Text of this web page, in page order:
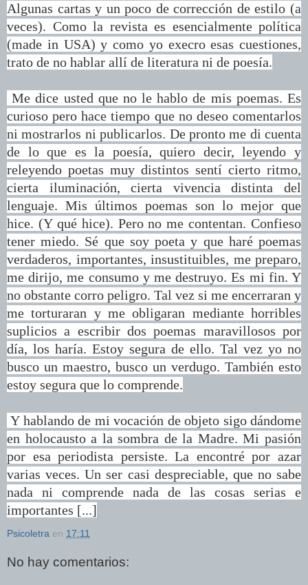
Algunas cartas y un poco de corrección de estilo (a
veces). Como la revista es esencialmente política
(made in USA) y como yo execro esas cuestiones,
trato de no hablar allí de literatura ni de poesía.
Me dice usted que no le hablo de mis poemas. Es
curioso pero hace tiempo que no deseo comentarlos
ni mostrarlos ni publicarlos. De pronto me di cuenta
de lo que es la poesía, quiero decir, leyendo y
releyendo poetas muy distintos sentí cierto ritmo,
cierta iluminación, cierta vivencia distinta del
lenguaje. Mis últimos poemas son lo mejor que
hice. (Y qué hice). Pero no me contentan. Confieso
tener miedo. Sé que soy poeta y que haré poemas
verdaderos, importantes, insustituibles, me preparo,
me dirijo, me consumo y me destruyo. Es mi fin. Y
no obstante corro peligro. Tal vez si me encerraran y
me torturaran y me obligaran mediante horribles
suplicios a escribir dos poemas maravillosos por
día, los haría. Estoy segura de ello. Tal vez yo no
busco un maestro, busco un verdugo. También esto
estoy segura que lo comprende.
Y hablando de mi vocación de objeto sigo dándome
en holocausto a la sombra de la Madre. Mi pasión
por esa periodista persiste. La encontré por azar
varias veces. Un ser casi despreciable, que no sabe
nada ni comprende nada de las cosas serias e
importantes [...]
Psicoletra en 17:11
No hay comentarios: